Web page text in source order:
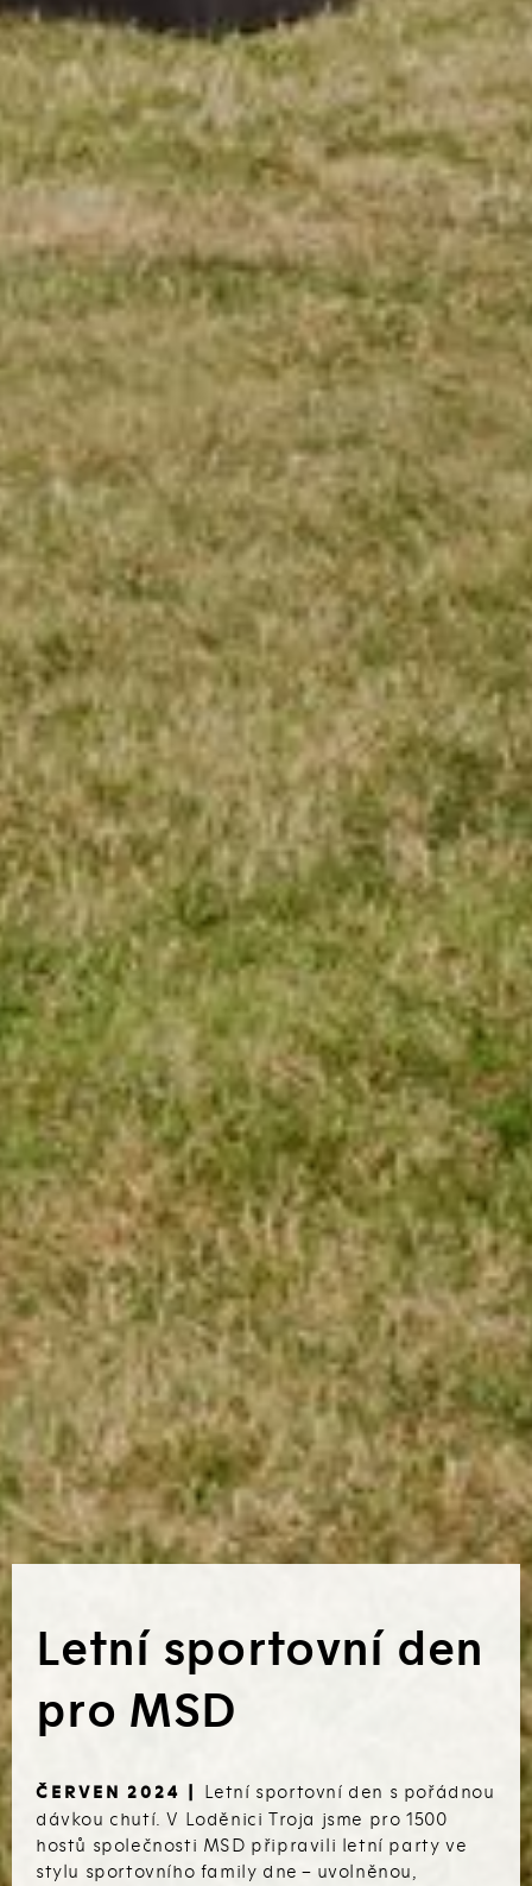
Letní sportovní den
pro MSD
ČERVEN 2024 | Letní sportovní den s pořádnou
dávkou chutí. V Loděnici Troja jsme pro 1500
hostů společnosti MSD připravili letní party ve
stylu sportovního family dne – uvolněnou,